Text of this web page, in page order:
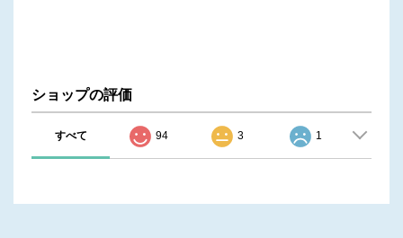
ショップの評価
すべて 94 3 1